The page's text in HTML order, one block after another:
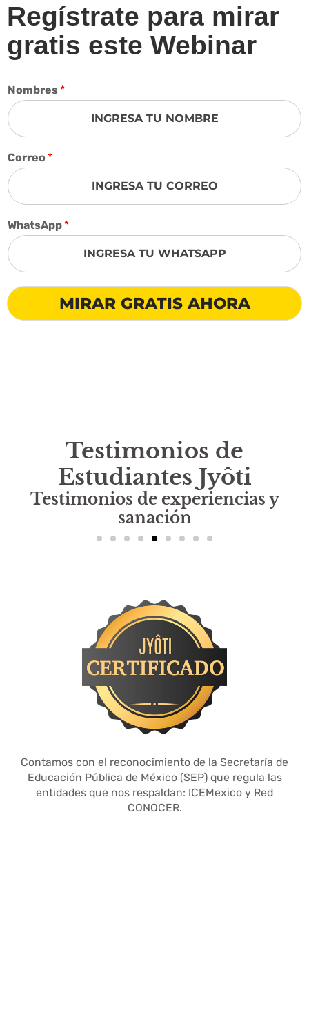
Regístrate para mirar
gratis este Webinar
Nombres *
Correo *
WhatsApp *
MIRAR GRATIS AHORA
Testimonios de
Estudiantes Jyôti
Testimonios de experiencias y
sanación
Contamos con el reconocimiento de la Secretaría de
Educación Pública de México (SEP) que regula las
entidades que nos respaldan: ICEMexico y Red
CONOCER.